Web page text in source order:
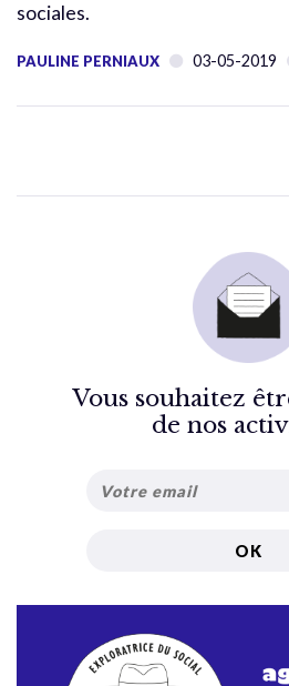
sociales.
PAULINE PERNIAUX 03-05-2019
Vous souhaitez
de nos